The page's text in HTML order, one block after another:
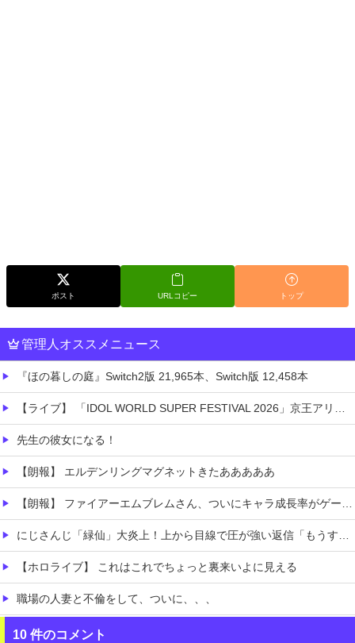
ポスト URLコピー トップ
管理人オススメニュース
『ほの暮しの庭』Switch2版 21,965本、Switch版 12,458本
【ライブ】 「IDOL WORLD SUPER FESTIVAL 2026」京王アリーナTOKYO開催決定
先生の彼女になる！
【朗報】 エルデンリングマグネットきたあああああ
【朗報】 ファイアーエムブレムさん、ついにキャラ成長率がゲーム内で見れるようになる
にじさんじ「緑仙」大炎上！上から目線で圧が強い返信「もうすでに歌ってる」埋もれてる曲を救いたい歌ってみた企画と視聴者に対するSNS投稿が大荒れ
【ホロライブ】 これはこれでちょっと裏来いよに見える
職場の人妻と不倫をして、ついに、、、
【凄すぎる】 力士の嫁に美人が多い理由→「これ」だったｗｗｗｗｗｗｗ
10 件のコメント